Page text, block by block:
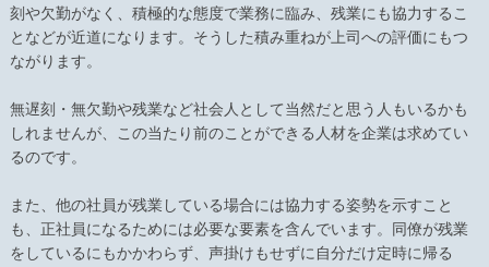
刻や欠勤がなく、積極的な態度で業務に臨み、残業にも協力するこ
となどが近道になります。そうした積み重ねが上司への評価にもつ
ながります。
無遅刻・無欠勤や残業など社会人として当然だと思う人もいるかも
しれませんが、この当たり前のことができる人材を企業は求めてい
るのです。
また、他の社員が残業している場合には協力する姿勢を示すこと
も、正社員になるためには必要な要素を含んでいます。同僚が残業
をしているにもかかわらず、声掛けもせずに自分だけ定時に帰る